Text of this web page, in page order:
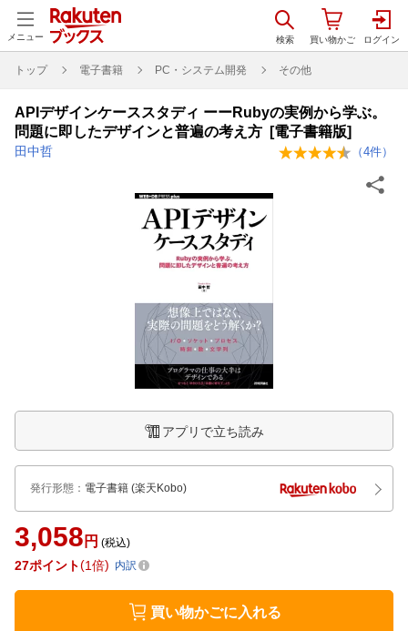
メニュー
トップ 電子書籍 PC・システム開発 その他
APIデザインケーススタディ ーーRubyの実例から学ぶ。
問題に即したデザインと普遍の考え方 [電子書籍版]
田中哲 （4件）
アプリで立ち読み
発行形態 ： 電子書籍 (楽天Kobo)
3,058 円 (税込)
27ポイント 1倍 内訳
買い物かごに入れる